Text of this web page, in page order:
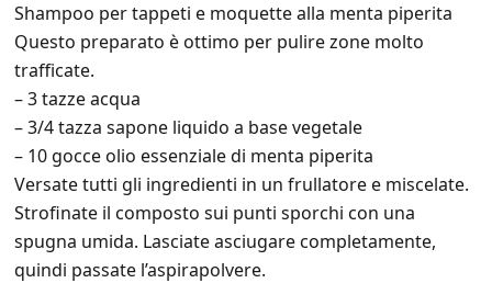
Shampoo per tappeti e moquette alla menta piperita
Questo preparato è ottimo per pulire zone molto
trafficate.
– 3 tazze acqua
– 3/4 tazza sapone liquido a base vegetale
– 10 gocce olio essenziale di menta piperita
Versate tutti gli ingredienti in un frullatore e miscelate.
Strofinate il composto sui punti sporchi con una
spugna umida. Lasciate asciugare completamente,
quindi passate l’aspirapolvere.